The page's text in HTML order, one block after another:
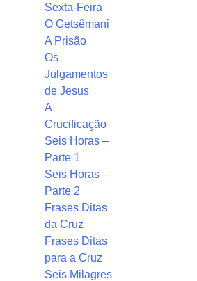
Sexta-Feira
O Getsêmani
A Prisão
Os
Julgamentos
de Jesus
A
Crucificação
Seis Horas –
Parte 1
Seis Horas –
Parte 2
Frases Ditas
da Cruz
Frases Ditas
para a Cruz
Seis Milagres